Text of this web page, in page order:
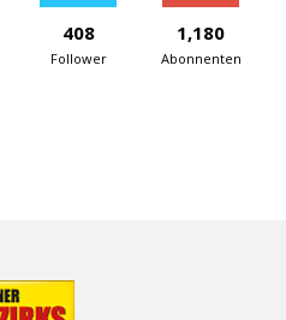
408
Follower
1,180
Abonnenten